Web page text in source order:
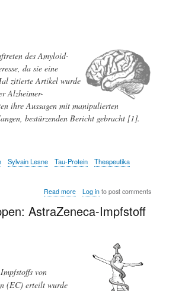
des Amyloid-
da sie eine
zitierte Artikel wurde
Alzheimer-
ihre Aussagen mit manipulierten
bestürzenden Bericht gebracht [1].
Sylvain Lesne Tau-Protein
Theapeutika
Read moreabout
Alzheimer-
Forschung
-
gefälscht
Log into post comments
AstraZeneca-Impfstoff
von
(EC) erteilt wurde